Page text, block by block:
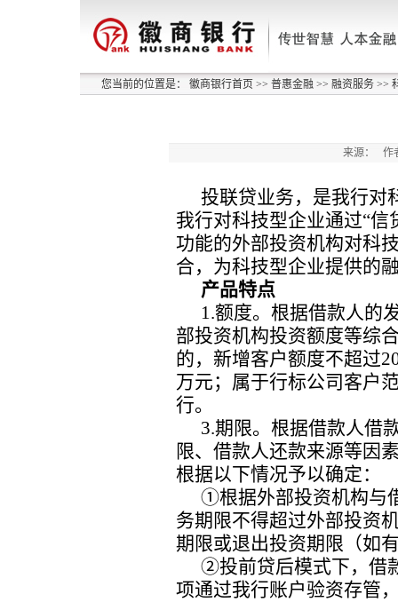
您当前的位置是： 徽商银行首页 >> 普惠金融 >> 融资服务 >>
来源： 作